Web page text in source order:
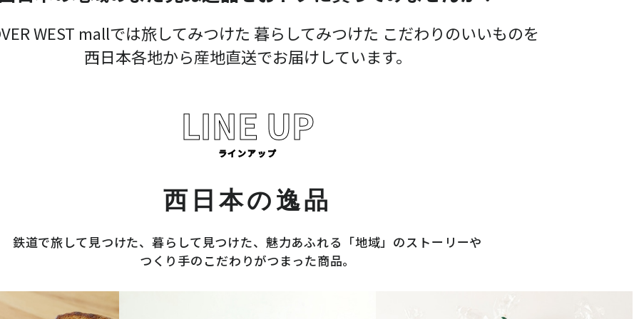
WEST mallでは旅してみつけた 暮らしてみつけた こだわりのいいものを
西日本各地から産地直送でお届けしています。
LINE UP
ラインアップ
西日本の逸品
鉄道で旅して見つけた、暮らして見つけた、魅力あふれる「地域」のストーリーや
つくり手のこだわりがつまった商品。